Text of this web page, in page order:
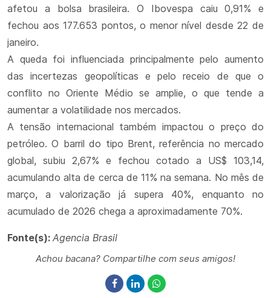
afetou a bolsa brasileira. O Ibovespa caiu 0,91% e
fechou aos 177.653 pontos, o menor nível desde 22 de
janeiro.
A queda foi influenciada principalmente pelo aumento
das incertezas geopolíticas e pelo receio de que o
conflito no Oriente Médio se amplie, o que tende a
aumentar a volatilidade nos mercados.
A tensão internacional também impactou o preço do
petróleo. O barril do tipo Brent, referência no mercado
global, subiu 2,67% e fechou cotado a US$ 103,14,
acumulando alta de cerca de 11% na semana. No mês de
março, a valorização já supera 40%, enquanto no
acumulado de 2026 chega a aproximadamente 70%.
Fonte(s): Agencia Brasil
Achou bacana? Compartilhe com seus amigos!